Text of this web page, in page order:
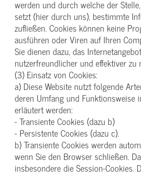
werden und durch welche der
setzt (hier durch uns), bestimmte
zufließen. Cookies können keine
ausführen oder Viren auf Ihren
Sie dienen dazu, das
nutzerfreundlicher und effektiver zu
(3) Einsatz von Cookies:
a) Diese Website nutzt folgende
deren Umfang und Funktionsweise
erläutert werden:
- Transiente Cookies (dazu b)
- Persistente Cookies (dazu c).
b) Transiente Cookies werden
wenn Sie den Browser schließen.
insbesondere die Session-Cookies.